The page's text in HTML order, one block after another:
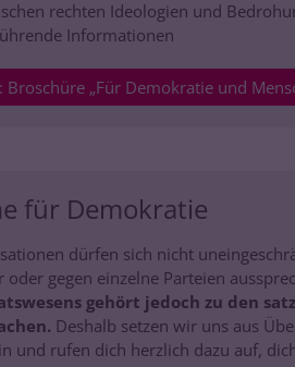
rechten Ideologien und
Informationen
„Für Demokratie und
für Demokratie
dürfen sich nicht
gegen einzelne Parteien
gehört jedoch zu den
Deshalb setzen wir uns aus
und rufen dich herzlich dazu auf,